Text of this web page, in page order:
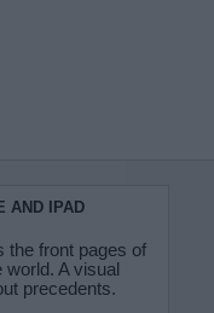
AND IPAD
the front pages of
world. A visual
precedents.